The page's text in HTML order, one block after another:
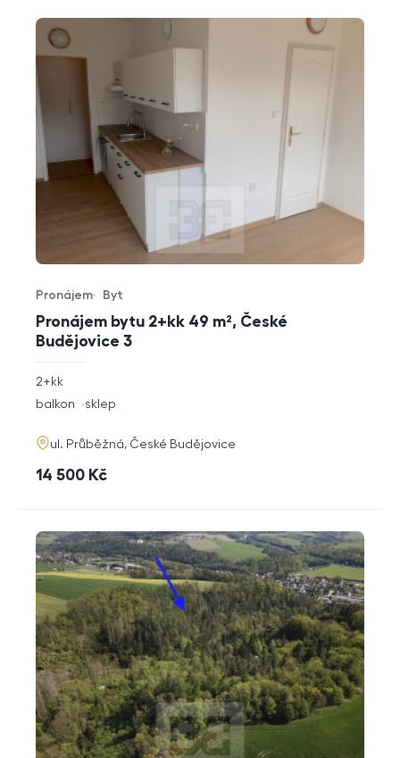
Pronájem bytu 2+kk 49 m², České
Budějovice 3
Typ nabídky
Pronájem
Typ nemovitosti
Byt
rozměry
dispozice
2+kk
funkce
balkon sklep
adresa
ul. Průběžná, České Budějovice
cena
14 500 Kč